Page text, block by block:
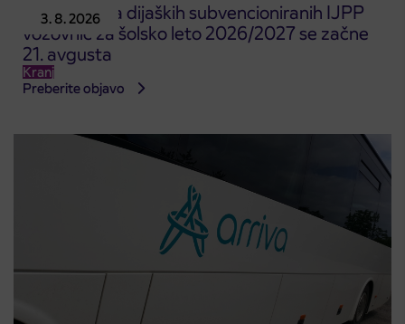
3. 8. 2026
Predprodaja dijaških subvencioniranih IJPP
vozovnic za šolsko leto 2026/2027 se začne
21. avgusta
Kranj
Preberite objavo